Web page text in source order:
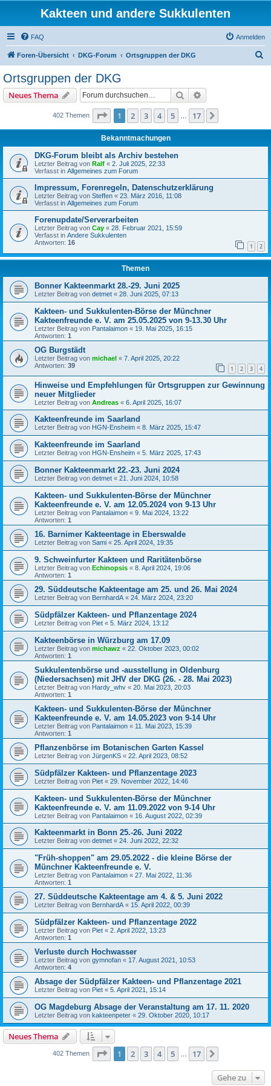
Kakteen und andere Sukkulenten
FAQ Anmelden
Foren-Übersicht DKG-Forum Ortsgruppen der DKG
Ortsgruppen der DKG
Neues Thema Suche
402 Themen Seite 1von 17
1 2 3 4 5 17
Bekanntmachungen
DKG-Forum bleibt als Archiv bestehen
Letzter Beitrag von Ralf « 2. Juli 2025, 22:33
Verfasst in Allgemeines zum Forum
Impressum, Forenregeln, Datenschutzerklärung
Letzter Beitrag von Steffen « 23. März 2016, 11:08
Verfasst in Allgemeines zum Forum
Forenupdate/Serverarbeiten
Letzter Beitrag von Cay « 28. Februar 2021, 15:59
Verfasst in Andere Sukkulenten
Antworten: 16 1 2
Themen
Bonner Kakteenmarkt 28.-29. Juni 2025
Letzter Beitrag von detmet « 28. Juni 2025, 07:13
Kakteen- und Sukkulenten-Börse der Münchner
Kakteenfreunde e. V. am 25.05.2025 von 9-13.30 Uhr
Letzter Beitrag von Pantalaimon « 19. Mai 2025, 16:15
Antworten: 1
OG Burgstädt
Letzter Beitrag von michael « 7. April 2025, 20:22
Antworten: 39 1 2 3 4
Hinweise und Empfehlungen für Ortsgruppen zur Gewinnung
neuer Mitglieder
Letzter Beitrag von Andreas « 6. April 2025, 16:07
Kakteenfreunde im Saarland
Letzter Beitrag von HGN-Ensheim « 8. März 2025, 15:47
Kakteenfreunde im Saarland
Letzter Beitrag von HGN-Ensheim « 5. März 2025, 17:43
Bonner Kakteenmarkt 22.-23. Juni 2024
Letzter Beitrag von detmet « 21. Juni 2024, 10:58
Kakteen- und Sukkulenten-Börse der Münchner
Kakteenfreunde e. V. am 12.05.2024 von 9-13 Uhr
Letzter Beitrag von Pantalaimon « 9. Mai 2024, 13:22
Antworten: 1
16. Barnimer Kakteentage in Eberswalde
Letzter Beitrag von Sami « 25. April 2024, 19:35
9. Schweinfurter Kakteen und Raritätenbörse
Letzter Beitrag von Echinopsis « 8. April 2024, 19:06
Antworten: 1
29. Süddeutsche Kakteentage am 25. und 26. Mai 2024
Letzter Beitrag von BernhardA « 24. März 2024, 23:20
Südpfälzer Kakteen- und Pflanzentage 2024
Letzter Beitrag von Piet « 5. März 2024, 13:12
Kakteenbörse in Würzburg am 17.09
Letzter Beitrag von michawz « 22. Oktober 2023, 00:02
Antworten: 1
Sukkulentenbörse und -ausstellung in Oldenburg
(Niedersachsen) mit JHV der DKG (26. - 28. Mai 2023)
Letzter Beitrag von Hardy_whv « 20. Mai 2023, 20:03
Antworten: 1
Kakteen- und Sukkulenten-Börse der Münchner
Kakteenfreunde e. V. am 14.05.2023 von 9-14 Uhr
Letzter Beitrag von Pantalaimon « 11. Mai 2023, 15:39
Antworten: 1
Pflanzenbörse im Botanischen Garten Kassel
Letzter Beitrag von JürgenKS « 22. April 2023, 08:52
Südpfälzer Kakteen- und Pflanzentage 2023
Letzter Beitrag von Piet « 29. November 2022, 14:46
Kakteen- und Sukkulenten-Börse der Münchner
Kakteenfreunde e. V. am 11.09.2022 von 9-14 Uhr
Letzter Beitrag von Pantalaimon « 16. August 2022, 02:39
Kakteenmarkt in Bonn 25.-26. Juni 2022
Letzter Beitrag von detmet « 24. Juni 2022, 22:32
"Früh-shoppen" am 29.05.2022 - die kleine Börse der
Münchner Kakteenfreunde e. V.
Letzter Beitrag von Pantalaimon « 27. Mai 2022, 11:36
Antworten: 1
27. Süddeutsche Kakteentage am 4. & 5. Juni 2022
Letzter Beitrag von BernhardA « 15. April 2022, 00:39
Südpfälzer Kakteen- und Pflanzentage 2022
Letzter Beitrag von Piet « 2. April 2022, 13:23
Antworten: 1
Verluste durch Hochwasser
Letzter Beitrag von gymnofan « 17. August 2021, 10:53
Antworten: 4
Absage der Südpfälzer Kakteen- und Pflanzentage 2021
Letzter Beitrag von Piet « 5. April 2021, 15:14
OG Magdeburg Absage der Veranstaltung am 17. 11. 2020
Letzter Beitrag von kakteenpeter « 29. Oktober 2020, 10:17
Neues Thema
402 Themen Seite 1von 17
1 2 3 4 5 17
Gehe zu